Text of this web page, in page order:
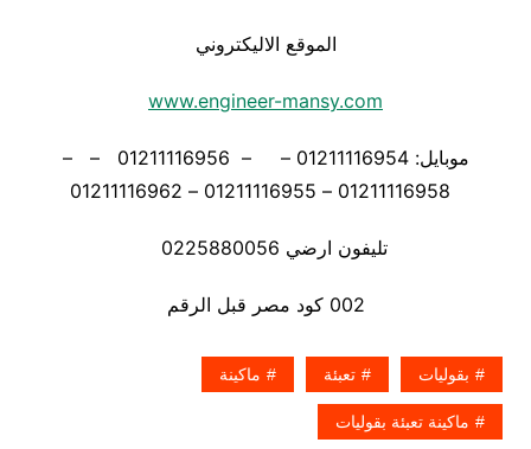
الموقع الاليكتروني
www.engineer-mansy.com
موبايل: 01211116954 – – 01211116956 – –
تليفون ارضي 0225880056
002 كود مصر قبل الرقم
بقوليات تعبئة ماكينة
ماكينة تعبئة بقوليات